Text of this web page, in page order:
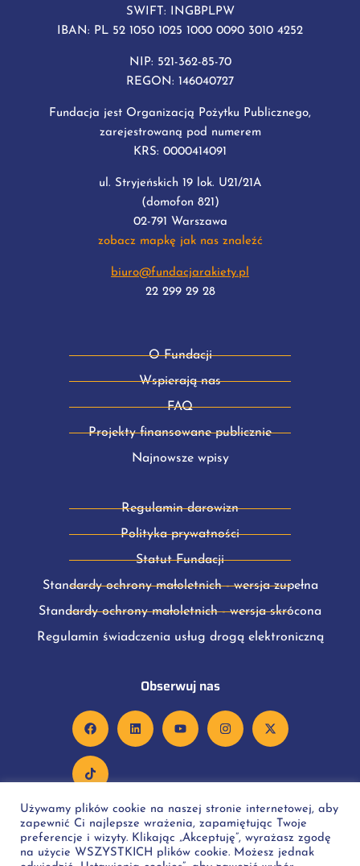
Używamy plików cookie na naszej stronie internetowej, aby
zapewnić Ci najlepsze wrażenia, zapamiętując Twoje
preferencje i wizyty. Klikając „Akceptuję”, wyrażasz zgodę
na użycie WSZYSTKICH plików cookie. Możesz jednak
SWIFT: INGBPLPW
IBAN: PL 52 1050 1025 1000 0090 3010 4252
NIP: 521-362-85-70
REGON: 146040727
Fundacja jest Organizacją Pożytku Publicznego,
zarejestrowaną pod numerem
KRS: 0000414091
ul. Stryjeńskich 19 lok. U21/21A
(domofon 821)
02-791 Warszawa
zobacz mapkę jak nas znaleźć
biuro@fundacjarakiety.pl
22 299 29 28
O Fundacji
Wspierają nas
FAQ
Projekty finansowane publicznie
Najnowsze wpisy
Regulamin darowizn
Polityka prywatności
Statut Fundacji
Standardy ochrony małoletnich - wersja zupełna
Standardy ochrony małoletnich - wersja skrócona
Regulamin świadczenia usług drogą elektroniczną
Obserwuj nas